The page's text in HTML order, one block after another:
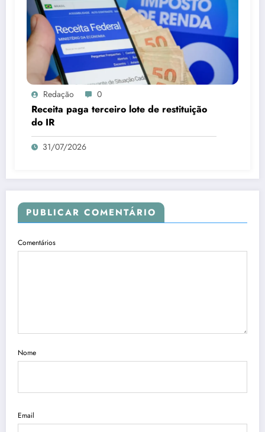
Redação 0
Receita paga terceiro lote de restituição
do IR
31/07/2026
PUBLICAR COMENTÁRIO
Comentários
Nome
Email